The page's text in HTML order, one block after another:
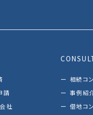
請
社
相続コ
事例紹
借地コ